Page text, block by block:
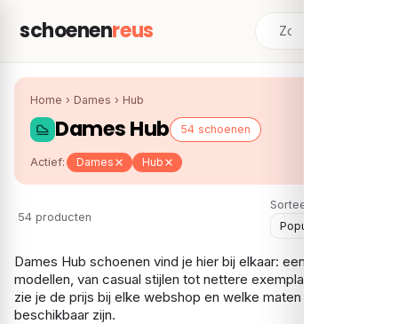
schoenenreus
Home › Dames › Hub
Dames Hub 54 schoenen
Actief: Dames Hub
54 producten
Sorteer:
Dames Hub schoenen vind je hier bij elkaar: een ruime keuze
modellen, van casual stijlen tot nettere exemplaren. Per paar
zie je de prijs bij elke webshop en welke maten er nog
beschikbaar zijn.